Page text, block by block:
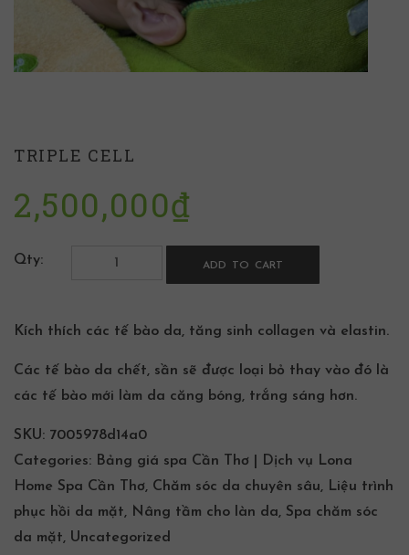
TRIPLE CELL
2,500,000₫
Qty: ADD TO CART
Kích thích các tế bào da, tăng sinh collagen và elastin.
Các tế bào da chết, sần sẽ được loại bỏ thay vào đó là
các tế bào mới làm da căng bóng, trắng sáng hơn.
SKU: 7005978d14a0
Categories: Bảng giá spa Cần Thơ | Dịch vụ Lona
Home Spa Cần Thơ, Chăm sóc da chuyên sâu, Liệu trình
phục hồi da mặt, Nâng tầm cho làn da, Spa chăm sóc
da mặt, Uncategorized